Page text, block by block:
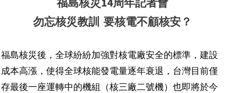
勿忘核災教訓 要核電不顧核安？
福島核災後，全球紛紛加強對核電廠安全的標準，建設
成本高漲，使得全球核能發電量逐年衰退，台灣目前僅
存最後一座運轉中的機組（核三廠二號機）也即將於今